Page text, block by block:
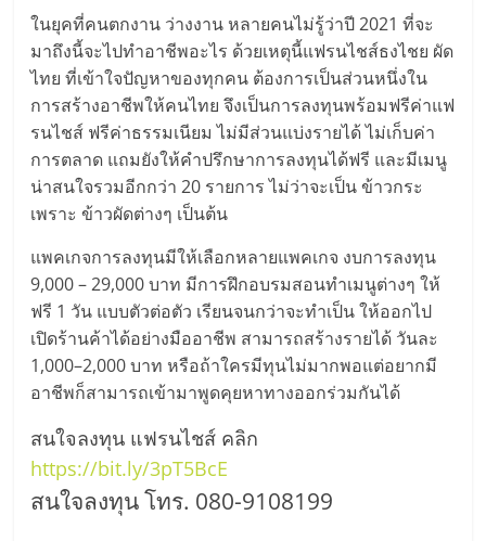
ในยุคที่คนตกงาน ว่างงาน หลายคนไม่รู้ว่าปี 2021 ที่จะ
มาถึงนี้จะไปทำอาชีพอะไร ด้วยเหตุนี้แฟรนไชส์ธงไชย ผัด
ไทย ที่เข้าใจปัญหาของทุกคน ต้องการเป็นส่วนหนึ่งใน
การสร้างอาชีพให้คนไทย จึงเป็นการลงทุนพร้อมฟรีค่าแฟ
รนไชส์ ฟรีค่าธรรมเนียม ไม่มีส่วนแบ่งรายได้ ไม่เก็บค่า
การตลาด แถมยังให้คำปรึกษาการลงทุนได้ฟรี และมีเมนู
น่าสนใจรวมอีกกว่า 20 รายการ ไม่ว่าจะเป็น ข้าวกระ
เพราะ ข้าวผัดต่างๆ เป็นต้น
แพคเกจการลงทุนมีให้เลือกหลายแพคเกจ งบการลงทุน
9,000 – 29,000 บาท มีการฝึกอบรมสอนทำเมนูต่างๆ ให้
ฟรี 1 วัน แบบตัวต่อตัว เรียนจนกว่าจะทำเป็น ให้ออกไป
เปิดร้านค้าได้อย่างมืออาชีพ สามารถสร้างรายได้ วันละ
1,000–2,000 บาท หรือถ้าใครมีทุนไม่มากพอแต่อยากมี
อาชีพก็สามารถเข้ามาพูดคุยหาทางออกร่วมกันได้
สนใจลงทุน แฟรนไชส์ คลิก
https://bit.ly/3pT5BcE
สนใจลงทุน โทร. 080-9108199